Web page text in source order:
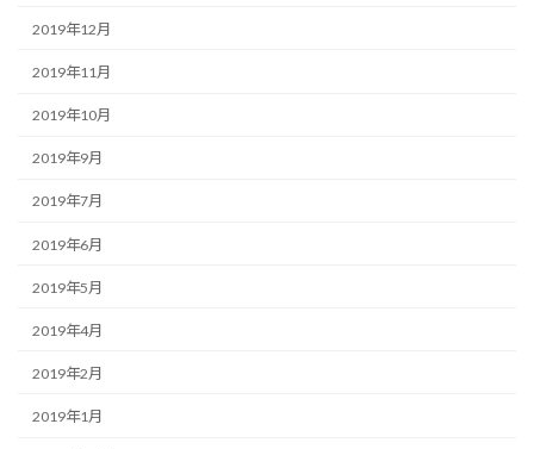
2019年12月
2019年11月
2019年10月
2019年9月
2019年7月
2019年6月
2019年5月
2019年4月
2019年2月
2019年1月